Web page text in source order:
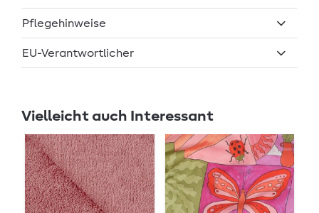
Pflegehinweise
EU-Verantwortlicher
Vielleicht auch Interessant